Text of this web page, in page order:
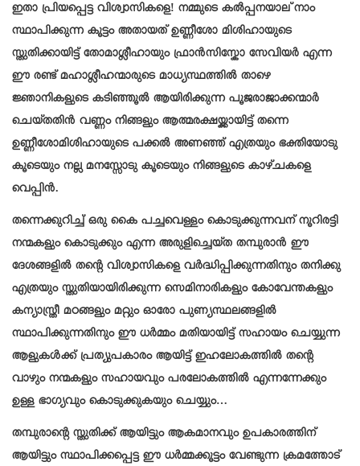
ഇതാ പ്രിയപ്പെട്ട വിശ്വാസികളെ! നമ്മുടെ കൽപ്പനയാല് നാം
സ്ഥാപിക്കുന്ന കൂട്ടം അതായത് ഉണ്ണീശോ മിശിഹായുടെ
സ്തുതിക്കായിട്ട് തോമാശ്ലീഹായും ഫ്രാൻസിസ്കോ സേവിയർ എന്ന
ഈ രണ്ട് മഹാശ്ലീഹന്മാരുടെ മാധ്യസ്ഥത്തിൽ താഴെ
ജ്ഞാനികളുടെ കടിഞ്ഞൂൽ ആയിരിക്കുന്ന പൂജരാജാക്കന്മാർ
ചെയ്തതിൻ വണ്ണം നിങ്ങളും ആത്മരക്ഷയ്ക്കായിട്ട് തന്നെ
ഉണ്ണീശോമിശിഹായുടെ പക്കൽ അണഞ്ഞ് എത്രയും ഭക്തിയോടു
കൂടെയും നല്ല മനസ്സോടു കൂടെയും നിങ്ങളുടെ കാഴ്ചകളെ
വെപ്പിൻ.
തന്നെക്കുറിച്ച് ഒരു കൈ പച്ചവെള്ളം കൊടുക്കുന്നവന് നൂറിരട്ടി
നന്മകളും കൊടുക്കും എന്ന അരുളിച്ചെയ്ത തമ്പുരാൻ ഈ
ദേശങ്ങളിൽ തന്റെ വിശ്വാസികളെ വർദ്ധിപ്പിക്കുന്നതിനും തനിക്കു
എത്രയും സ്തുതിയായിരിക്കുന്ന സെമിനാരികളും കോവേന്തകളും
കന്യാസ്ത്രീ മഠങ്ങളും മറ്റും ഓരോ പുണ്യസ്ഥലങ്ങളിൽ
സ്ഥാപിക്കുന്നതിനും ഈ ധർമ്മം മതിയായിട്ട് സഹായം ചെയ്യുന്ന
ആളുകൾക്ക് പ്രത്യുപകാരം ആയിട്ട് ഇഹലോകത്തിൽ തന്റെ
വാഴും നന്മകളും സഹായവും പരലോകത്തിൽ എന്നന്നേക്കും
ഉള്ള ഭാഗ്യവും കൊടുക്കുകയും ചെയ്യും…
തമ്പുരാന്റെ സ്തുതിക്ക് ആയിട്ടും ആകമാനവും ഉപകാരത്തിന്
ആയിട്ടും സ്ഥാപിക്കപ്പെട്ട ഈ ധർമ്മക്കൂട്ടം വേണ്ടുന്ന ക്രമത്തോട്